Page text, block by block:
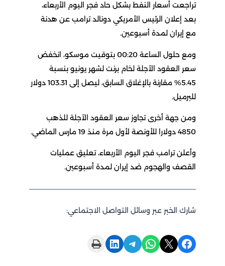
تراجعت أسعار النفط بشكل حاد فجر اليوم الأربعاء،
بعد إعلان الرئيس الأمريكي دونالد ترامب عن هدنة
مع إيران لمدة أسبوعين.
ومع حلول الساعة 00:20 بتوقيت موسكو، انخفض
سعر العقود الآجلة لخام برنت لشهر يونيو بنسبة
5.45% مقارنة بالإغلاق السابق، ليصل إلى 103.31 دولار
للبرميل.
ومن جهة أخرى تجاوز سعر العقود الآجلة للذهب
4850 دولارا للأونصة لأول مرة منذ 19 مارس الماضي.
وأعلن ترامب فجر اليوم الأربعاء، تعليق عمليات
القصف والهجوم ضد إيران لمدة أسبوعين.
شارك الخبر عبر وسائل التواصل الاجتماعي:
Share on Facebook
Share on X
Share on WhatsApp
Share on Telegram
Share on LinkedIn
Print this Page